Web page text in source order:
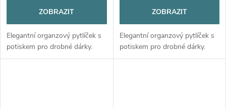
ZOBRAZIT
Elegantní organzový pytlíček s
potiskem pro drobné dárky.
ZOBRAZIT
Elegantní organzový pytlíček s
potiskem pro drobné dárky.